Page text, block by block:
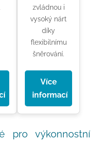
zvládnou i
vysoký nárt
díky
flexibilnímu
šněrování.
Více
informací
pro výkonnostní